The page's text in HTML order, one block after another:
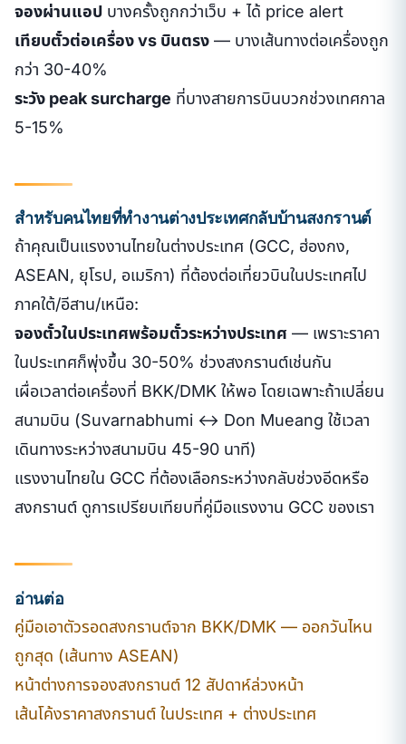
จองผ่านแอป บางครั้งถูกกว่าเว็บ + ได้ price alert
เทียบตั๋วต่อเครื่อง vs บินตรง — บางเส้นทางต่อเครื่องถูก
กว่า 30-40%
ระวัง peak surcharge ที่บางสายการบินบวกช่วงเทศกาล
5-15%
สำหรับคนไทยที่ทำงานต่างประเทศกลับบ้านสงกรานต์
ถ้าคุณเป็นแรงงานไทยในต่างประเทศ (GCC, ฮ่องกง,
ASEAN, ยุโรป, อเมริกา) ที่ต้องต่อเที่ยวบินในประเทศไป
ภาคใต้/อีสาน/เหนือ:
จองตั๋วในประเทศพร้อมตั๋วระหว่างประเทศ — เพราะราคา
ในประเทศก็พุ่งขึ้น 30-50% ช่วงสงกรานต์เช่นกัน
เผื่อเวลาต่อเครื่องที่ BKK/DMK ให้พอ โดยเฉพาะถ้าเปลี่ยน
สนามบิน (Suvarnabhumi ↔ Don Mueang ใช้เวลา
เดินทางระหว่างสนามบิน 45-90 นาที)
แรงงานไทยใน GCC ที่ต้องเลือกระหว่างกลับช่วงอีดหรือ
สงกรานต์ ดูการเปรียบเทียบที่คู่มือแรงงาน GCC ของเรา
อ่านต่อ
คู่มือเอาตัวรอดสงกรานต์จาก BKK/DMK — ออกวันไหน
ถูกสุด (เส้นทาง ASEAN)
หน้าต่างการจองสงกรานต์ 12 สัปดาห์ล่วงหน้า
เส้นโค้งราคาสงกรานต์ ในประเทศ + ต่างประเทศ